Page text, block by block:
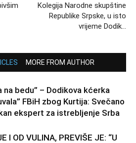
Kolegija Narodne skupštine
Republike Srpske, u isto
vrijeme Dodik…
MORE FROM AUTHOR
na bedu” – Dodikova kćerka
FBiH zbog Kurtija: Svečano
ekspert za istrebljenje Srba
I OD VULINA, PREVIŠE JE: “U